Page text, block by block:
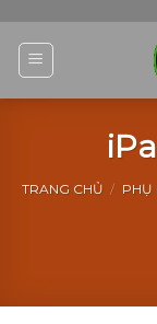
content
TRANG CHỦ / PHỤ